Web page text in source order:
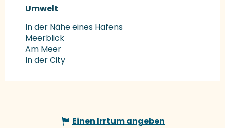
Umwelt
Umwelt
In der Nähe eines Hafens
Meerblick
Am Meer
In der City
Einen Irrtum angeben